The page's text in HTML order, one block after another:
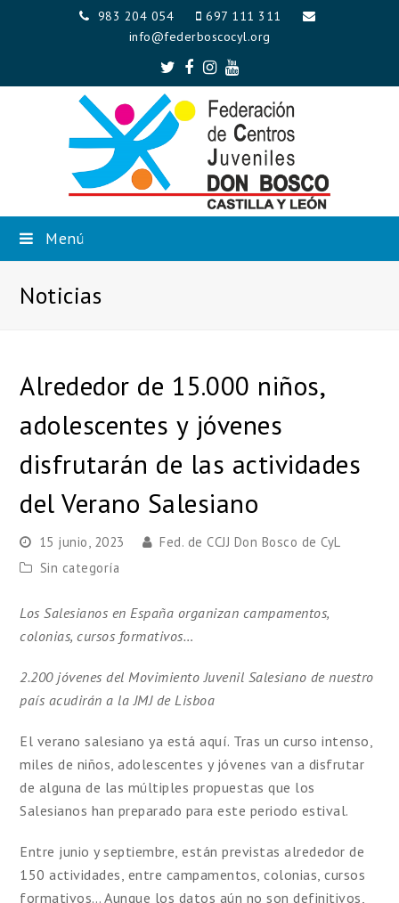
983 204 054
697 111 311
info@federboscocyl.org
Twitter
Facebook
Instagram
Youtube
Menú
Noticias
Alrededor de 15.000 niños,
adolescentes y jóvenes
disfrutarán de las actividades
del Verano Salesiano
15 junio, 2023
Fed. de CCJJ Don Bosco de CyL
Sin categoría
Los Salesianos en España organizan campamentos,
colonias, cursos formativos…
2.200 jóvenes del Movimiento Juvenil Salesiano de nuestro
país acudirán a la JMJ de Lisboa
El verano salesiano ya está aquí. Tras un curso intenso,
miles de niños, adolescentes y jóvenes van a disfrutar
de alguna de las múltiples propuestas que los
Salesianos han preparado para este periodo estival.
Entre junio y septiembre, están previstas alrededor de
150 actividades, entre campamentos, colonias, cursos
formativos… Aunque los datos aún no son definitivos,